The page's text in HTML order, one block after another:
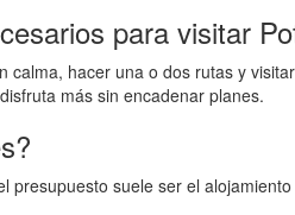
para visitar
calma, hacer una o dos rutas y
más sin encadenar planes.
presupuesto suele ser el